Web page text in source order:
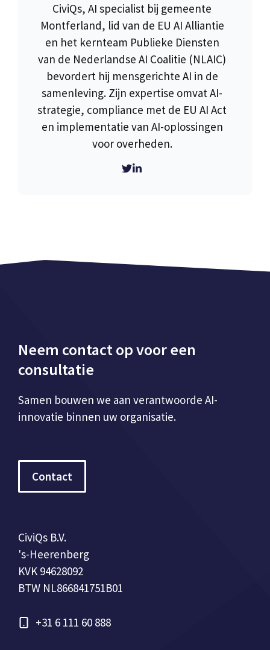
CiviQs, AI specialist bij gemeente
Montferland, lid van de EU AI Alliantie
en het kernteam Publieke Diensten
van de Nederlandse AI Coalitie (NLAIC)
bevordert hij mensgerichte AI in de
samenleving. Zijn expertise omvat AI-
strategie, compliance met de EU AI Act
en implementatie van AI-oplossingen
voor overheden.
Neem contact op voor een
consultatie
Samen bouwen we aan verantwoorde AI-
innovatie binnen uw organisatie.
Contact
CiviQs B.V.
's-Heerenberg
KVK 94628092
BTW NL866841751B01
+31 6 111 60 888